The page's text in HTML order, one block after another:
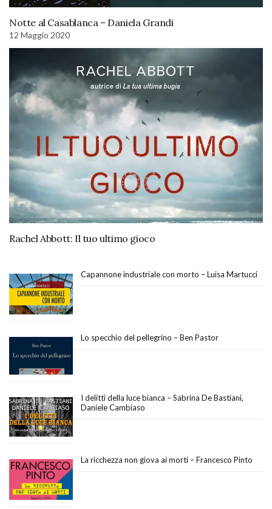
Notte al Casablanca – Daniela Grandi
12 Maggio 2020
Rachel Abbott: Il tuo ultimo gioco
Capannone industriale con morto – Luisa Martucci
Lo specchio del pellegrino – Ben Pastor
I delitti della luce bianca – Sabrina De Bastiani,
Daniele Cambiaso
La ricchezza non giova ai morti – Francesco Pinto